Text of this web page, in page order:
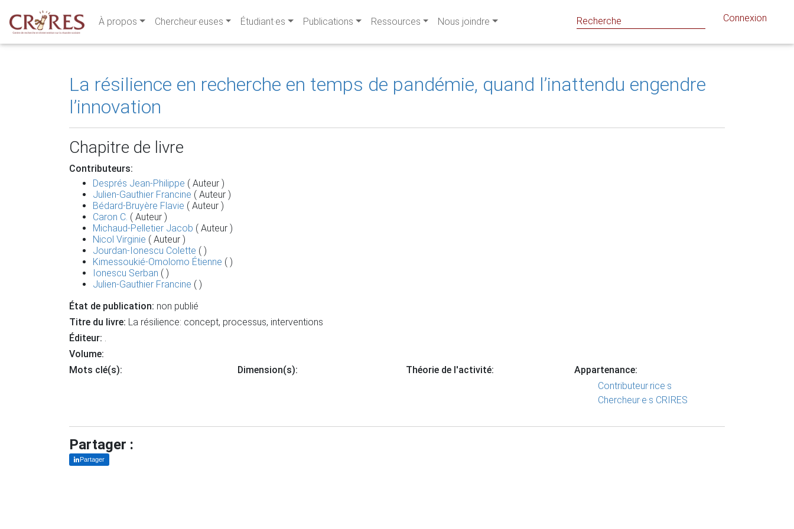
À propos Chercheur·euses Étudiant·es Publications Ressources Nous joindre Connexion
La résilience en recherche en temps de pandémie, quand l’inattendu engendre
l’innovation
Chapitre de livre
Contributeurs:
Després Jean-Philippe ( Auteur )
Julien-Gauthier Francine ( Auteur )
Bédard-Bruyère Flavie ( Auteur )
Caron C. ( Auteur )
Michaud-Pelletier Jacob ( Auteur )
Nicol Virginie ( Auteur )
Jourdan-Ionescu Colette ( )
Kimessoukié-Omolomo Étienne ( )
Ionescu Serban ( )
Julien-Gauthier Francine ( )
État de publication: non publié
Titre du livre: La résilience: concept, processus, interventions
Éditeur: .
Volume:
Mots clé(s):
Dimension(s): Théorie de l'activité:
Appartenance:
Contributeur·rice·s
Chercheur·e·s CRIRES
Partager :
Partager